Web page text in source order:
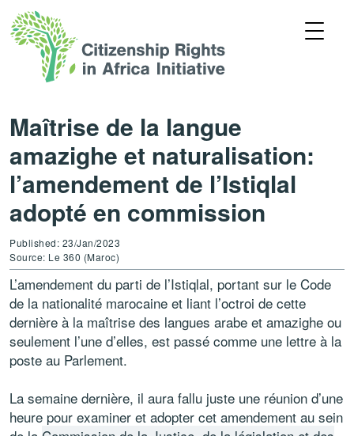
Maîtrise de la langue
amazighe et naturalisation:
l’amendement de l’Istiqlal
adopté en commission
Published: 23/Jan/2023
Source: Le 360 (Maroc)
L’amendement du parti de l’Istiqlal, portant sur le Code
de la nationalité marocaine et liant l’octroi de cette
dernière à la maîtrise des langues arabe et amazighe ou
seulement l’une d’elles, est passé comme une lettre à la
poste au Parlement.
La semaine dernière, il aura fallu juste une réunion d’une
heure pour examiner et adopter cet amendement au sein